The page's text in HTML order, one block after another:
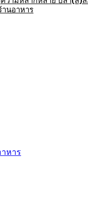
านอาหาร
หาร